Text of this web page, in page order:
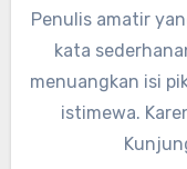
Penulis amatir
kata
menuangkan isi
istimewa.